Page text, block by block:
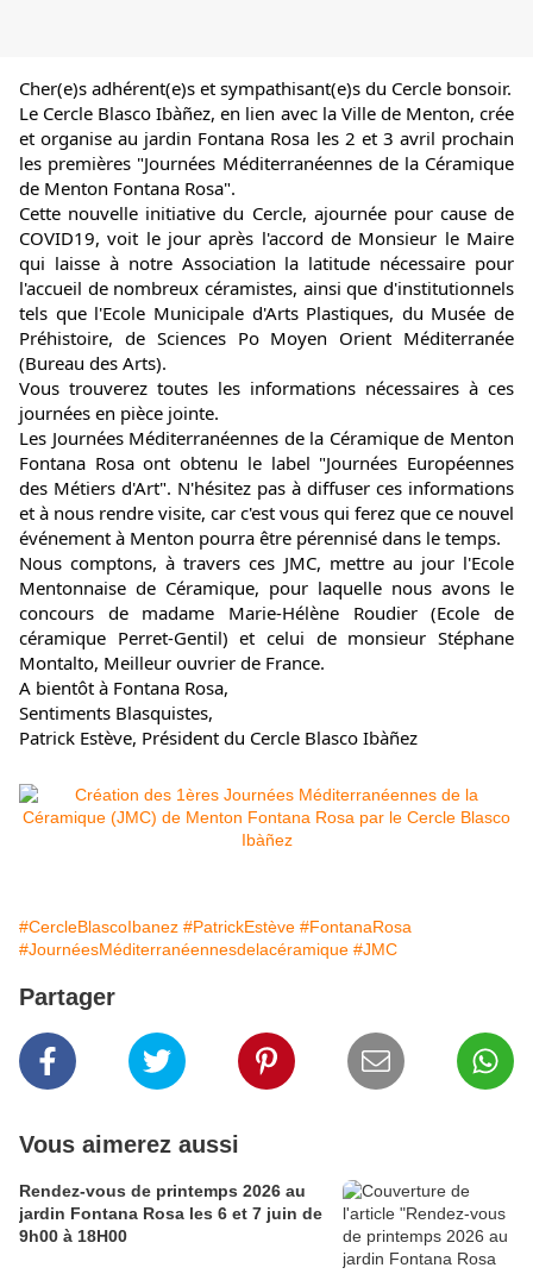
Cher(e)s adhérent(e)s et sympathisant(e)s du Cercle bonsoir.
Le Cercle Blasco Ibàñez, en lien avec la Ville de Menton, crée
et organise au jardin Fontana Rosa les 2 et 3 avril prochain
les premières "Journées Méditerranéennes de la Céramique
de Menton Fontana Rosa".
Cette nouvelle initiative du Cercle, ajournée pour cause de
COVID19, voit le jour après l'accord de Monsieur le Maire
qui laisse à notre Association la latitude nécessaire pour
l'accueil de nombreux céramistes, ainsi que d'institutionnels
tels que l'Ecole Municipale d'Arts Plastiques, du Musée de
Préhistoire, de Sciences Po Moyen Orient Méditerranée
(Bureau des Arts).
Vous trouverez toutes les informations nécessaires à ces
journées en pièce jointe.
Les Journées Méditerranéennes de la Céramique de Menton
Fontana Rosa ont obtenu le label "Journées Européennes
des Métiers d'Art". N'hésitez pas à diffuser ces informations
et à nous rendre visite, car c'est vous qui ferez que ce nouvel
événement à Menton pourra être pérennisé dans le temps.
Nous comptons, à travers ces JMC, mettre au jour l'Ecole
Mentonnaise de Céramique, pour laquelle nous avons le
concours de madame Marie-Hélène Roudier (Ecole de
céramique Perret-Gentil) et celui de monsieur Stéphane
Montalto, Meilleur ouvrier de France.
A bientôt à Fontana Rosa,
Sentiments Blasquistes,
Patrick Estève, Président du Cercle Blasco Ibàñez
#CercleBlascoIbanez #PatrickEstève #FontanaRosa
#JournéesMéditerranéennesdelacéramique #JMC
Partager
Vous aimerez aussi
Rendez-vous de printemps 2026 au
jardin Fontana Rosa les 6 et 7 juin de
9h00 à 18H00